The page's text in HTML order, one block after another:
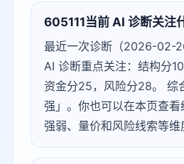
605111当前 AI 诊断关注
最近一次诊断（2026-02-
AI 诊断重点关注：结构分
资金分25，风险分28。 综
强」。你也可以在本页查
强弱、量价和风险线索等维